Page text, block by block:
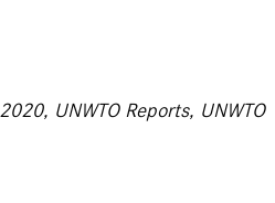
UNWTO Reports, UNWTO